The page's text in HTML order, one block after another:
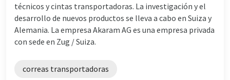
técnicos y cintas transportadoras. La investigación y el
desarrollo de nuevos productos se lleva a cabo en Suiza y
Alemania. La empresa Akaram AG es una empresa privada
con sede en Zug / Suiza.
correas transportadoras